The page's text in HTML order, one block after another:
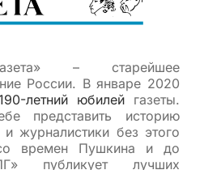
– старейшее
России. В январе 2020
летний юбилей газеты.
представить историю
журналистики без этого
времен Пушкина и до
публикует лучших